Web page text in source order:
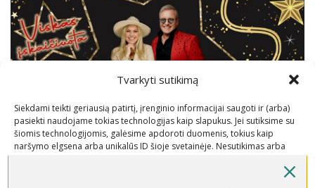
Tvarkyti sutikimą
Siekdami teikti geriausią patirtį, įrenginio informacijai saugoti ir (arba)
pasiekti naudojame tokias technologijas kaip slapukus. Jei sutiksime su
šiomis technologijomis, galėsime apdoroti duomenis, tokius kaip
naršymo elgsena arba unikalūs ID šioje svetainėje. Nesutikimas arba